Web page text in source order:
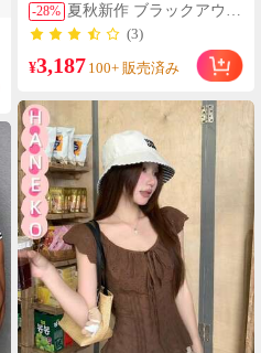
-28% 夏秋新作 ブラックアウト
バックのスカーフ付きオ
ーバーオール＋ワイドパ
ンツ 2点セット
(3)
¥3,187 100+ 販売済み